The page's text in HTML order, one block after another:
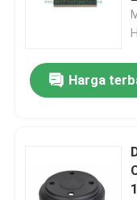
Harga